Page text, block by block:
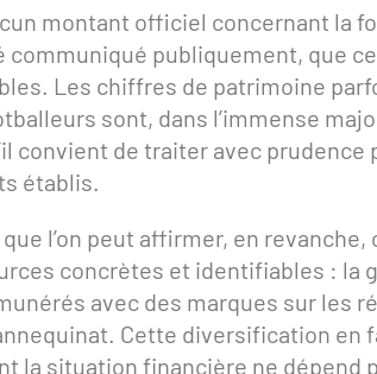
montant officiel concernant la
communiqué publiquement, que
Les chiffres de patrimoine
sont, dans l’immense
convient de traiter avec
établis.
que l’on peut affirmer, en
concrètes et identifiables : la
avec des marques sur les
Cette diversification en
la situation financière ne dépend